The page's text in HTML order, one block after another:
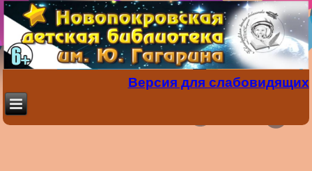
Версия для слабовидящих